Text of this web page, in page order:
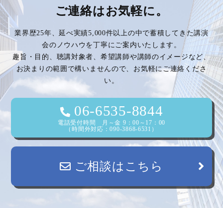
ご連絡はお気軽に。
業界歴25年、延べ実績5,000件以上の中で蓄積してきた講演
会のノウハウを丁寧にご案内いたします。
趣旨・目的、聴講対象者、希望講師や講師のイメージなど、
お決まりの範囲で構いませんので、お気軽にご連絡くださ
い。
06-6535-8844
電話受付時間 月～金 9：00～17：00
（時間外対応：090-3868-6531）
ご相談はこちら